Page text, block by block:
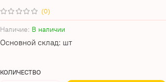
(0)
Наличие: В наличии
Основной склад: шт
КОЛИЧЕСТВО